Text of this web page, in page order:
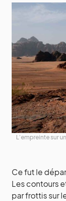
L’empreinte sur
Ce fut le
Les contours
par frottis sur